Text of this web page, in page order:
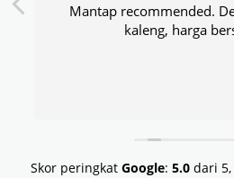
Mantap recommended.
kaleng, harga
Skor peringkat Google: 5.0dari 5,